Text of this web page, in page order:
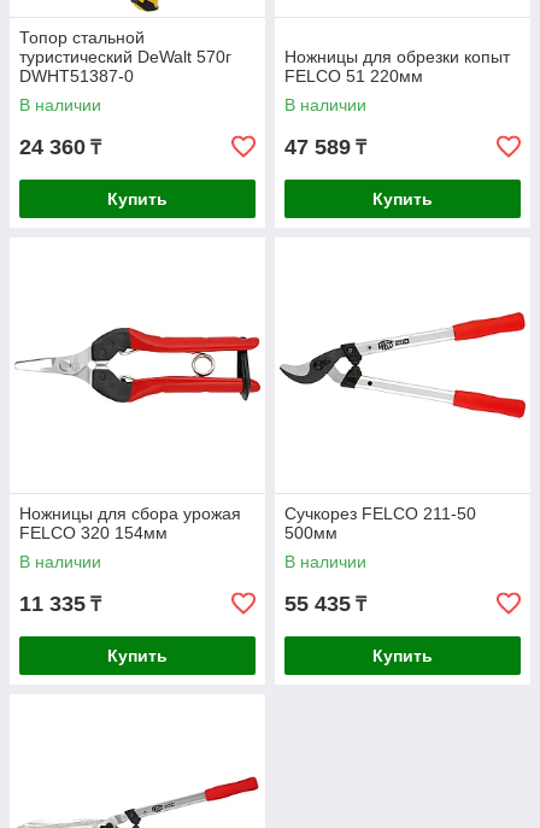
Топор стальной
туристический DeWalt 570г
DWHT51387-0
В наличии
24 360 ₸
Купить
Ножницы для обрезки копыт
FELCO 51 220мм
В наличии
47 589 ₸
Купить
Ножницы для сбора урожая
FELCO 320 154мм
В наличии
11 335 ₸
Купить
Сучкорез FELCO 211-50
500мм
В наличии
55 435 ₸
Купить